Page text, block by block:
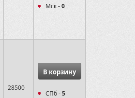
Мск -0
28500
В корзину
СПб -5